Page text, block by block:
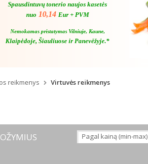
Spausdintuvų tonerio naujos kasetės
nuo 10,14 Eur + PVM
Nemokamas pristatymas Vilniuje, Kaune,
Klaipėdoje, Šiauliuose ir Panevėžyje.*
reikmenys Virtuvės reikmenys
Pagal kainą (min-max)